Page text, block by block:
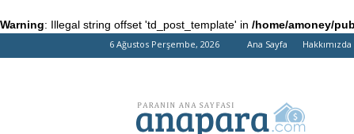
Warning: Illegal string offset 'td_post_template' in /home/amoney/
6 Ağustos Perşembe, 2026 Ana Sayfa Hakkımızda